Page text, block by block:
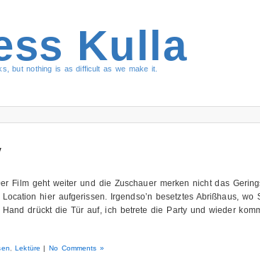
Kulla
but nothing is as difficult as we make it.
Film geht weiter und die Zuschauer merken nicht das
hier aufgerissen. Irgendso’n besetztes Abrißhaus, wo
Hand drückt die Tür auf, ich betrete die Party und wieder
,Lektüre | No Comments »